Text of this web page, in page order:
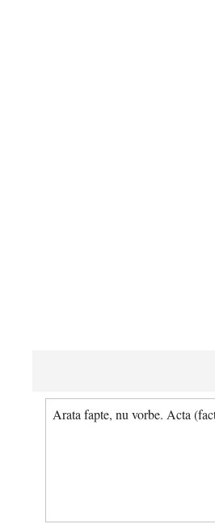
Arata fapte, nu vorbe. Acta